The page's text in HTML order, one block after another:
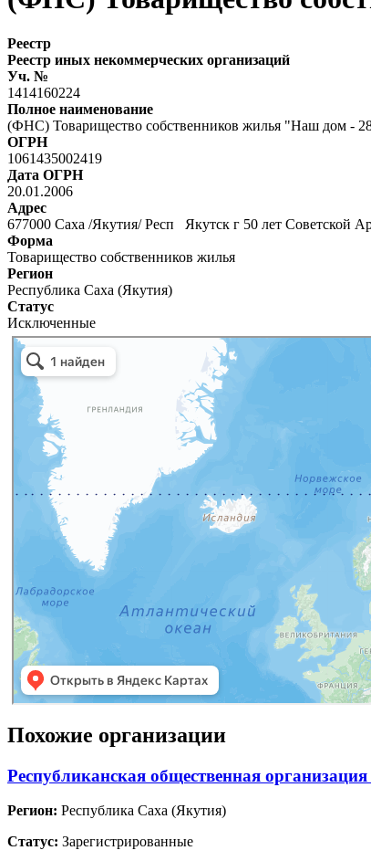
Реестр
Реестр иных некоммерческих организаций
Уч. №
1414160224
Полное наименование
(ФНС) Товарищество собственников жилья "Наш дом -
ОГРН
1061435002419
Дата ОГРН
20.01.2006
Адрес
677000 Саха /Якутия/ Респ Якутск г 50 лет Советской
Форма
Товарищество собственников жилья
Регион
Республика Саха (Якутия)
Статус
Исключенные
Похожие организации
Республиканская общественная
Регион: Республика Саха (Якутия)
Статус: Зарегистрированные